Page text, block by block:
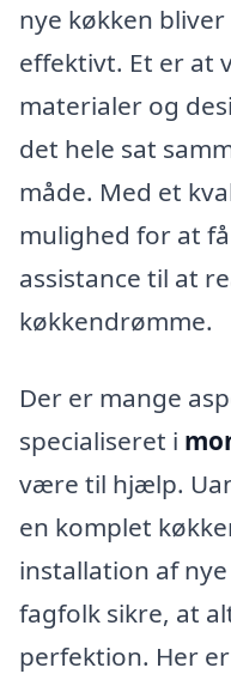
nye køkken
effektivt. Et er at
materialer og
det hele sat
måde. Med et
mulighed for at
assistance til at
køkkendrømme.
Der er mange
specialiseret i
være til hjælp.
en komplet
installation af
fagfolk sikre, at
perfektion. Her